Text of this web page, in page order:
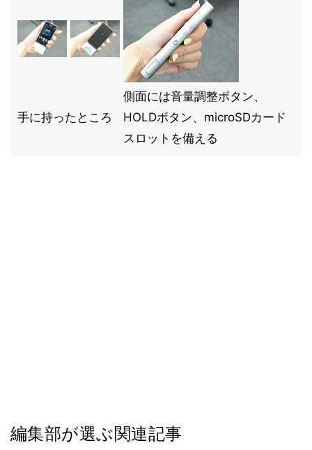
手に持ったところ
側面には音量調整ボタン、
HOLDボタン、microSDカード
スロットを備える
編集部が選ぶ関連記事